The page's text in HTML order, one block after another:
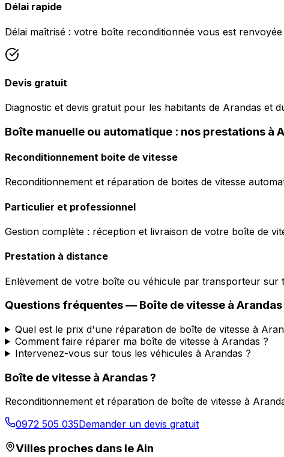
Délai rapide
Délai maîtrisé : votre boîte reconditionnée vous est
Devis gratuit
Diagnostic et devis gratuit pour les habitants de Arandas et
Boîte manuelle ou automatique : nos prestations à
Reconditionnement boite de vitesse
Reconditionnement et réparation de boites de vitesse
Particulier et professionnel
Gestion complète : réception et livraison de votre boîte de
Prestation à distance
Enlèvement de votre boîte ou véhicule par transporteur sur
Questions fréquentes — Boîte de vitesse à Arandas
Quel est le prix d'une réparation de boîte de vitesse à
Comment faire réparer ma boîte de vitesse à Arandas ?
Intervenez-vous sur tous les véhicules à Arandas ?
Boîte de vitesse à Arandas?
Reconditionnement et réparation de boîte de vitesse à
0972 505 035Demander un devis gratuit
Villes proches dans leAin